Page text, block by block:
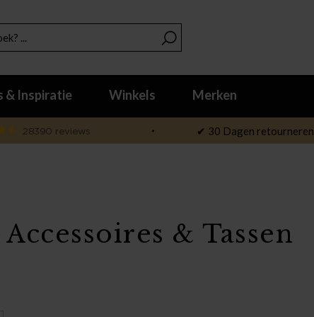
& Inspiratie Winkels Merken
✔ 30 Dagen retourneren
& Tassen